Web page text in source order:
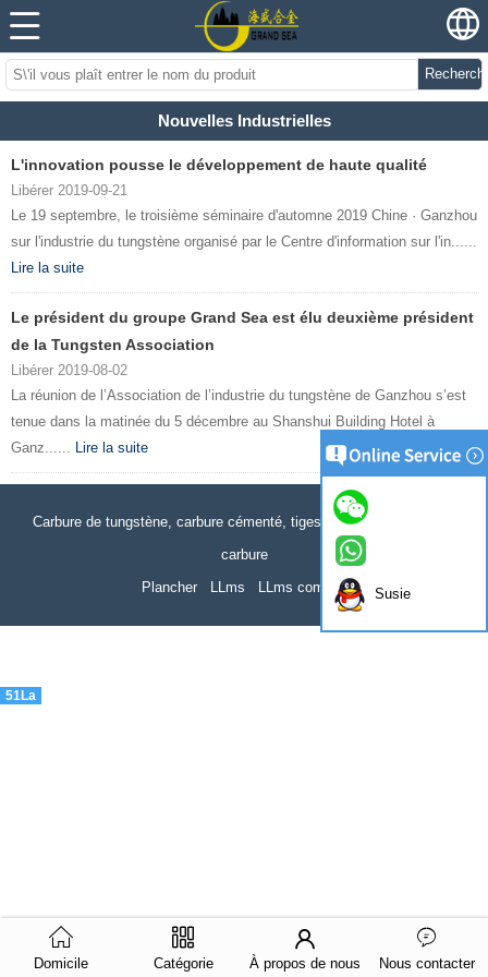
Nouvelles Industrielles
L'innovation pousse le développement de haute qualité
Libérer 2019-09-21
Le 19 septembre, le troisième séminaire d'automne 2019 Chine · Ganzhou
sur l'industrie du tungstène organisé par le Centre d'information sur l'in......
Lire la suite
Le président du groupe Grand Sea est élu deuxième président
de la Tungsten Association
Libérer 2019-08-02
La réunion de l’Association de l’industrie du tungstène de Ganzhou s’est
tenue dans la matinée du 5 décembre au Shanshui Building Hotel à
Ganz...... Lire la suite
Carbure de tungstène, carbure cémenté, tiges de carbure, insert en
carbure
Plancher
LLms LLms complet
51La
Domicile Catégorie À propos de nous Nous contacter
Susie